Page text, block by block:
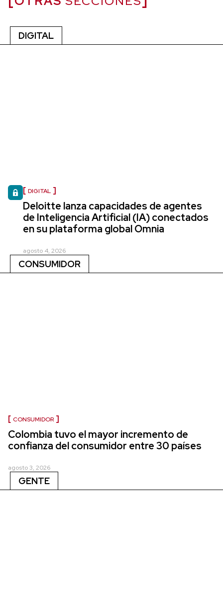
DIGITAL
DIGITAL
Deloitte lanza capacidades de agentes
de Inteligencia Artificial (IA) conectados
en su plataforma global Omnia
agosto 4, 2026
CONSUMIDOR
CONSUMIDOR
Colombia tuvo el mayor incremento de
confianza del consumidor entre 30 países
agosto 3, 2026
GENTE